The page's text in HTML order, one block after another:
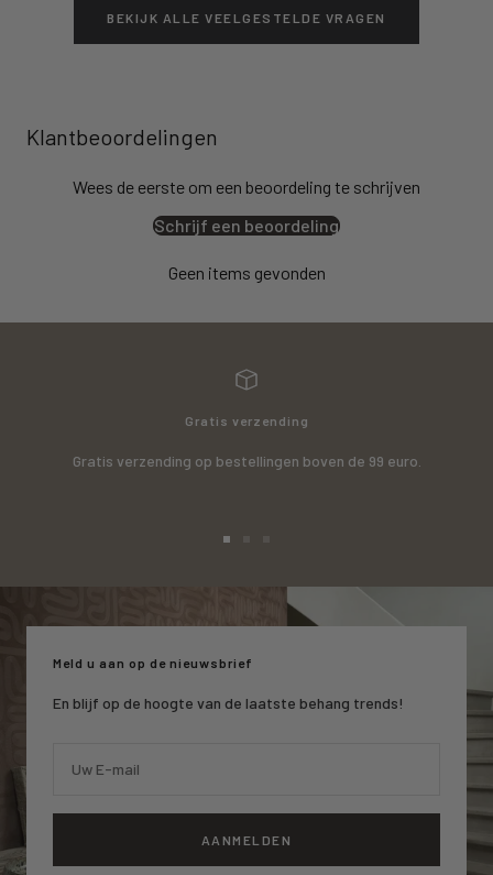
BEKIJK ALLE VEELGESTELDE VRAGEN
Klantbeoordelingen
Wees de eerste om een beoordeling te schrijven
Schrijf een beoordeling
Geen items gevonden
Gratis verzending
Gratis verzending op bestellingen boven de 99 euro.
1
2
slide
3
Meld u aan op de nieuwsbrief
En blijf op de hoogte van de laatste behang trends!
Uw E-mail
AANMELDEN